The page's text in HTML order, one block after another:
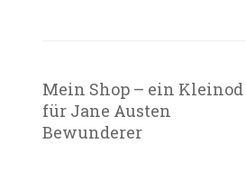
Mein Shop – ein Kleinod
für Jane Austen
Bewunderer